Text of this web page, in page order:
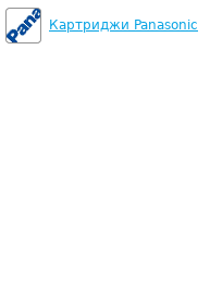
Картриджи Panasonic